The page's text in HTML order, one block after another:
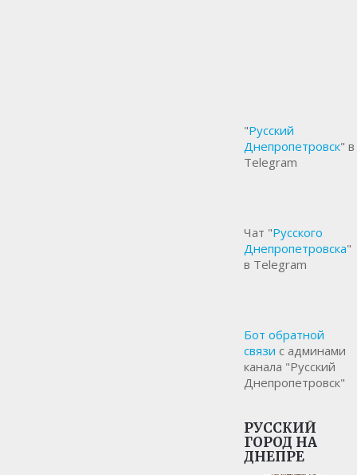
"Русский
Днепропетровск" в
Telegram
Чат "Русского
Днепропетровска"
в Telegram
Бот обратной
связи с админами
канала "Русский
Днепропетровск"
РУССКИЙ
ГОРОД НА
ДНЕПРЕ